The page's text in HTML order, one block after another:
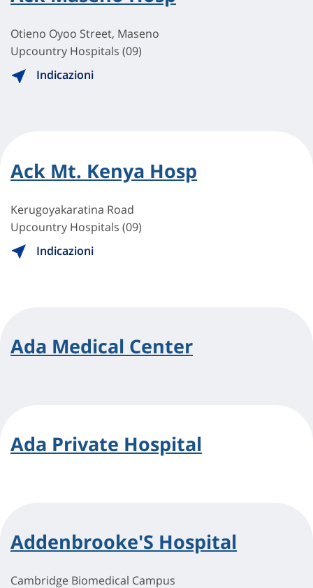
Otieno Oyoo Street, Maseno
Upcountry Hospitals (09)
Indicazioni
Ack Mt. Kenya Hosp
Kerugoyakaratina Road
Upcountry Hospitals (09)
Indicazioni
Ada Medical Center
Ada Private Hospital
Addenbrooke'S Hospital
Cambridge Biomedical Campus